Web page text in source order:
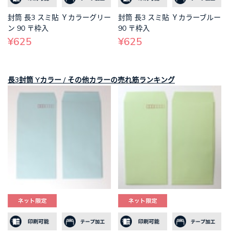
封筒 長3 スミ貼 Ｙカラーグリー
ン 90 〒枠入
¥625
封筒 長3 スミ貼 Ｙカラーブルー
90 〒枠入
¥625
長3封筒 Yカラー / その他カラーの売れ筋ランキング